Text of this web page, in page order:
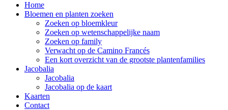
Home
Bloemen en planten zoeken
Zoeken op bloemkleur
Zoeken op wetenschappelijke naam
Zoeken op family
Verwacht op de Camino Francés
Een kort overzicht van de grootste plantenfamilies
Jacobalia
Jacobalia
Jacobalia op de kaart
Kaarten
Contact